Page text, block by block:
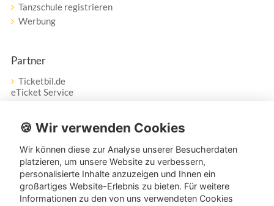
Tanzschule registrieren
Werbung
Partner
Ticketbil.de
eTicket Service
Vertrag widerrufen
Service
Unser Tanzpartner-Service hilft Ihnen bei Fragen und
Anregungen gerne weiter!
🍪 Wir verwenden Cookies
Wir können diese zur Analyse unserer Besucherdaten
platzieren, um unsere Website zu verbessern,
personalisierte Inhalte anzuzeigen und Ihnen ein
großartiges Website-Erlebnis zu bieten. Für weitere
Informationen zu den von uns verwendeten Cookies